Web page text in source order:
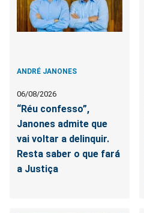
ANDRÉ JANONES
06/08/2026
“Réu confesso”,
Janones admite que
vai voltar a delinquir.
Resta saber o que fará
a Justiça